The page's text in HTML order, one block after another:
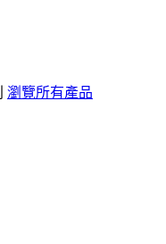
瀏覽所有產品